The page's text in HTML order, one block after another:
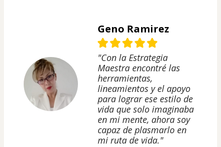
Geno Ramirez
"Con la Estrategia
Maestra encontré las
herramientas,
lineamientos y el apoyo
para lograr ese estilo de
vida que solo imaginaba
en mi mente, ahora soy
capaz de plasmarlo en
mi ruta de vida."